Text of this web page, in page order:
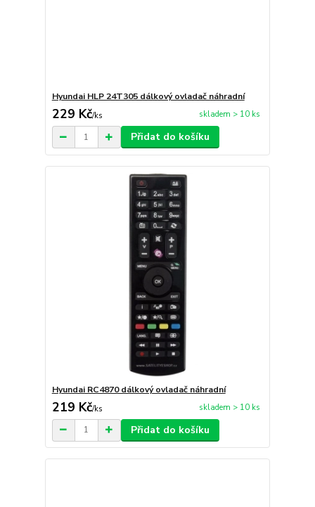
Hyundai HLP 24T305 dálkový ovladač náhradní
229 Kč/ks skladem > 10 ks
Přidat do košíku
Hyundai RC4870 dálkový ovladač náhradní
219 Kč/ks skladem > 10 ks
Přidat do košíku